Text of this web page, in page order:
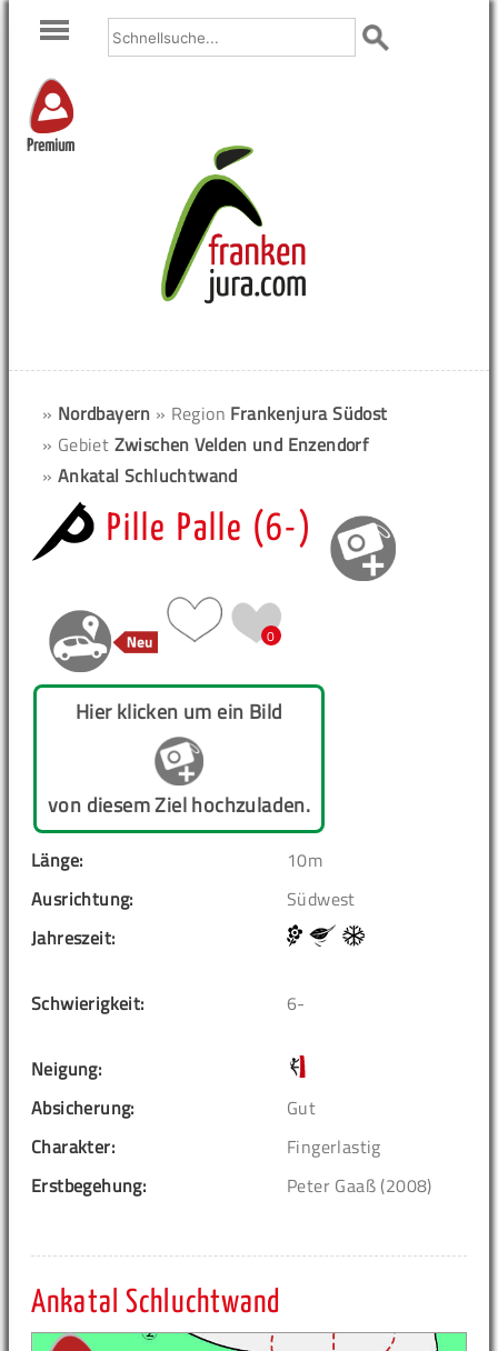
Premium
» Nordbayern » Region Frankenjura Südost
» Gebiet Zwischen Velden und Enzendorf
» Ankatal Schluchtwand
Pille Palle (6-)
0
Hier klicken um ein Bild
von diesem Ziel hochzuladen.
Länge:
10m
Ausrichtung:
Südwest
Jahreszeit:
Schwierigkeit: 6-
Neigung:
Absicherung:
Gut
Charakter:
Fingerlastig
Erstbegehung:
Peter Gaaß (2008)
Ankatal Schluchtwand